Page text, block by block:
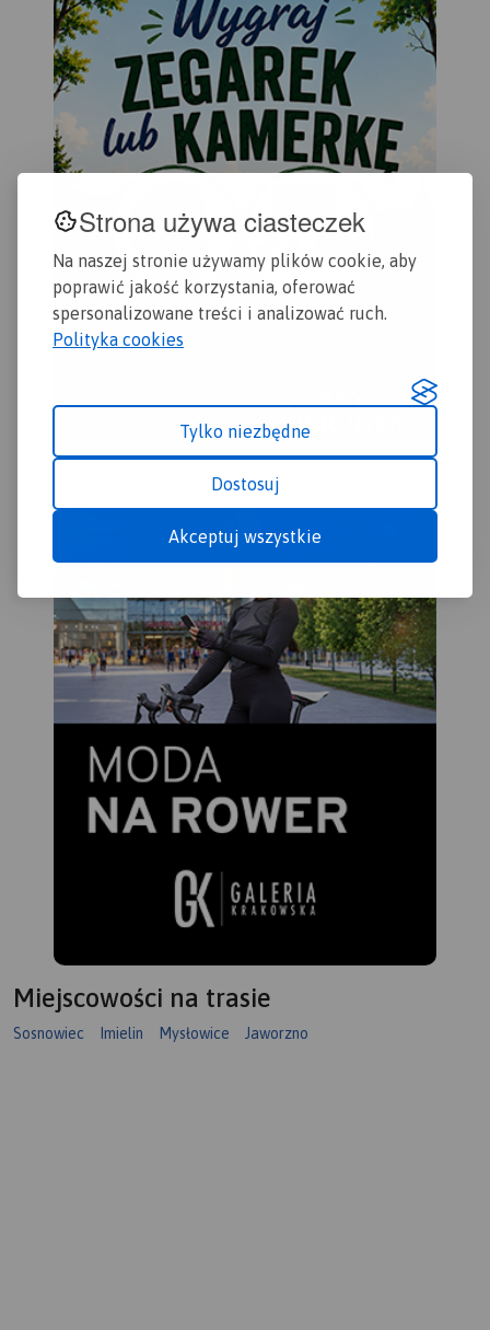
Strona używa ciasteczek
Na naszej stronie używamy plików cookie, aby
poprawić jakość korzystania, oferować
spersonalizowane treści i analizować ruch.
Polityka cookies
Tylko niezbędne
Dostosuj
Akceptuj wszystkie
turyście i podano przebiegi
szlaków pieszych i
rowerowych. Wyróżniono
miejscowości godne
zwiedzania i miejsca
szczególnie interesujące
aktywnych.
Miejscowości na trasie
Sosnowiec Imielin Mysłowice Jaworzno